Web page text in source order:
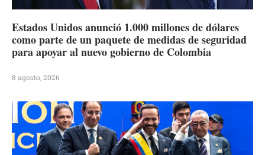
Estados Unidos anunció 1.000 millones de dólares
como parte de un paquete de medidas de seguridad
para apoyar al nuevo gobierno de Colombia
8 agosto, 2026